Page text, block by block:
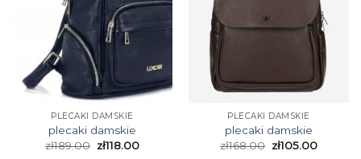
PLECAKI DAMSKIE
plecaki damskie
zł189.00 zł118.00
PLECAKI DAMSKIE
plecaki damskie
zł168.00 zł105.00